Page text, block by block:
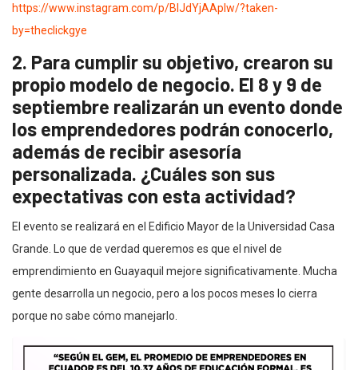
https://www.instagram.com/p/BlJdYjAAplw/?taken-
by=theclickgye
2. Para cumplir su objetivo, crearon su
propio modelo de negocio. El 8 y 9 de
septiembre realizarán un evento donde
los emprendedores podrán conocerlo,
además de recibir asesoría
personalizada. ¿Cuáles son sus
expectativas con esta actividad?
El evento se realizará en el Edificio Mayor de la Universidad Casa
Grande. Lo que de verdad queremos es que el nivel de
emprendimiento en Guayaquil mejore significativamente. Mucha
gente desarrolla un negocio, pero a los pocos meses lo cierra
porque no sabe cómo manejarlo.